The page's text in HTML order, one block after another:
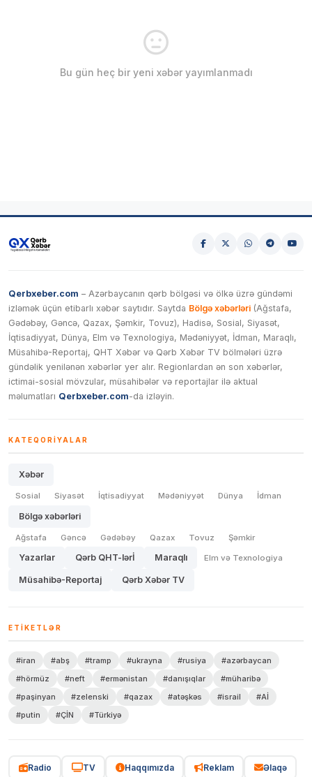
Bu gün heç bir yeni xəbər yayımlanmadı
Qerbxeber.com – Azərbaycanın qərb bölgəsi və ölkə üzrə gündəmi
izləmək üçün etibarlı xəbər saytıdır. Saytda Bölgə xəbərləri (Ağstafa,
Gədəbəy, Gəncə, Qazax, Şəmkir, Tovuz), Hadisə, Sosial, Siyasət,
İqtisadiyyat, Dünya, Elm və Texnologiya, Mədəniyyət, İdman, Maraqlı,
Müsahibə-Reportaj, QHT Xəbər və Qərb Xəbər TV bölmələri üzrə
gündəlik yenilənən xəbərlər yer alır. Regionlardan ən son xəbərlər,
ictimai-sosial mövzular, müsahibələr və reportajlar ilə aktual
məlumatları Qerbxeber.com-da izləyin.
KATEQORIYALAR
Xəbər
Sosial Siyasət İqtisadiyyat Mədəniyyət Dünya İdman
Bölgə xəbərləri
Ağstafa Gəncə Gədəbəy Qazax Tovuz Şəmkir
Yazarlar Qərb QHT-lərİ Maraqlı Elm və Texnologiya
Müsahibə-Reportaj Qərb Xəbər TV
ETIKETLƏR
#iran #abş #tramp #ukrayna #rusiya
#azərbaycan
#hörmüz
#neft #ermənistan #danışıqlar
#müharibə
#paşinyan
#zelenski #qazax #atəşkəs #israil
#Aİ
#putin
#ÇİN #Türkiyə
Radio TV Haqqımızda Reklam Əlaqə